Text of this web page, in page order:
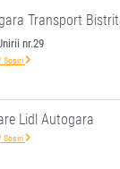
Transport
nr.29
Sosiri
Lidl Autogara
Sosiri